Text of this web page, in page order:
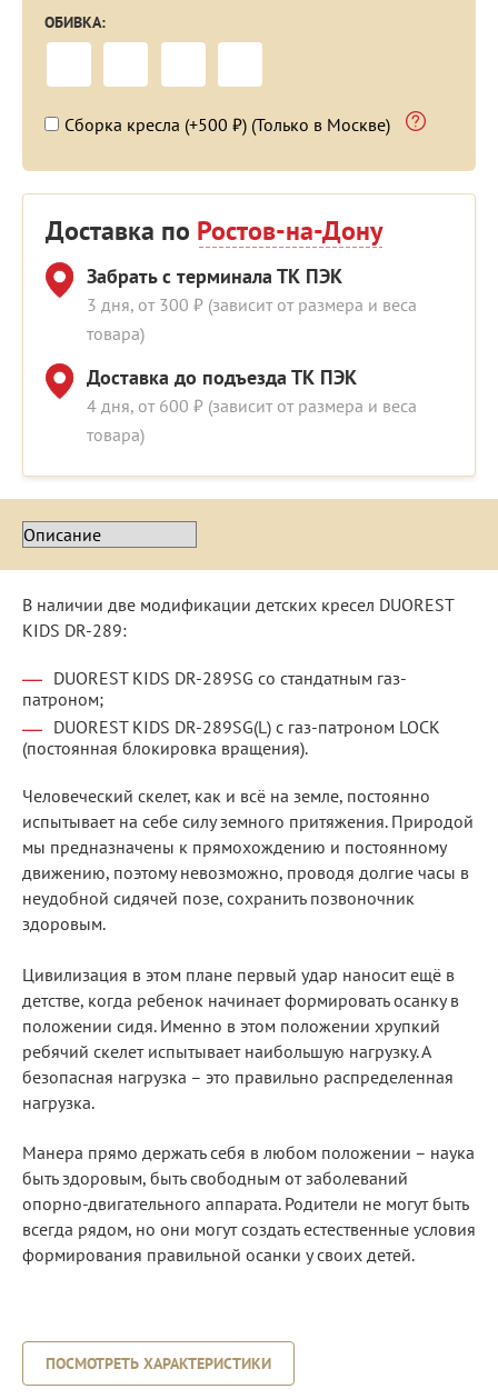
ОБИВКА:
Сборка кресла (+500 ₽) (Только в Москве)
Доставка по Ростов-на-Дону
Забрать с терминала ТК ПЭК
3 дня, от 300 ₽ (зависит от размера и веса
товара)
Доставка до подъезда ТК ПЭК
4 дня, от 600 ₽ (зависит от размера и веса
товара)
В наличии две модификации детских кресел DUOREST
KIDS DR-289:
DUOREST KIDS DR-289SG со стандатным газ-
патроном;
DUOREST KIDS DR-289SG(L) c газ-патроном LOCK
(постоянная блокировка вращения).
Человеческий скелет, как и всё на земле, постоянно
испытывает на себе силу земного притяжения. Природой
мы предназначены к прямохождению и постоянному
движению, поэтому невозможно, проводя долгие часы в
неудобной сидячей позе, сохранить позвоночник
здоровым.
Цивилизация в этом плане первый удар наносит ещё в
детстве, когда ребенок начинает формировать осанку в
положении сидя. Именно в этом положении хрупкий
ребячий скелет испытывает наибольшую нагрузку. А
безопасная нагрузка – это правильно распределенная
нагрузка.
Манера прямо держать себя в любом положении – наука
быть здоровым, быть свободным от заболеваний
опорно-двигательного аппарата. Родители не могут быть
всегда рядом, но они могут создать естественные условия
формирования правильной осанки у своих детей.
ПОСМОТРЕТЬ ХАРАКТЕРИСТИКИ